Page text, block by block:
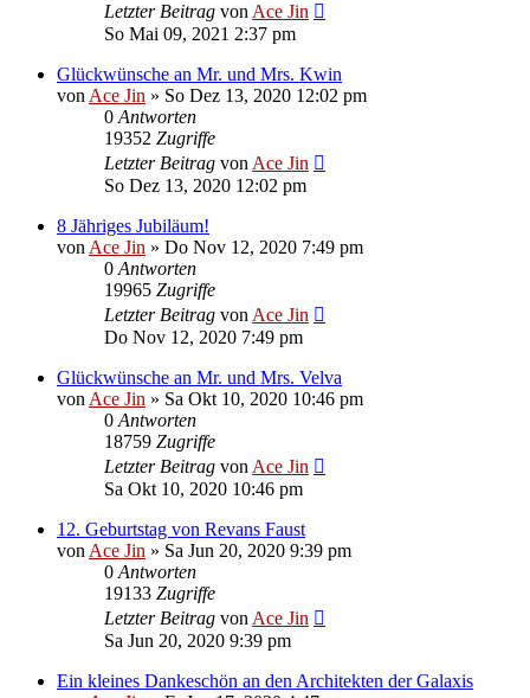
Letzter Beitrag von Ace Jin
So Mai 09, 2021 2:37 pm
Glückwünsche an Mr. und Mrs. Kwin
von Ace Jin » So Dez 13, 2020 12:02 pm
0 Antworten
19352 Zugriffe
Letzter Beitrag von Ace Jin
So Dez 13, 2020 12:02 pm
8 Jähriges Jubiläum!
von Ace Jin » Do Nov 12, 2020 7:49 pm
0 Antworten
19965 Zugriffe
Letzter Beitrag von Ace Jin
Do Nov 12, 2020 7:49 pm
Glückwünsche an Mr. und Mrs. Velva
von Ace Jin » Sa Okt 10, 2020 10:46 pm
0 Antworten
18759 Zugriffe
Letzter Beitrag von Ace Jin
Sa Okt 10, 2020 10:46 pm
12. Geburtstag von Revans Faust
von Ace Jin » Sa Jun 20, 2020 9:39 pm
0 Antworten
19133 Zugriffe
Letzter Beitrag von Ace Jin
Sa Jun 20, 2020 9:39 pm
Ein kleines Dankeschön an den Architekten der Galaxis